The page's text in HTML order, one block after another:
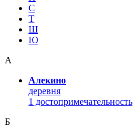
С
Т
Ш
Ю
А
Алекино
деревня
1 достопримечательность
Б